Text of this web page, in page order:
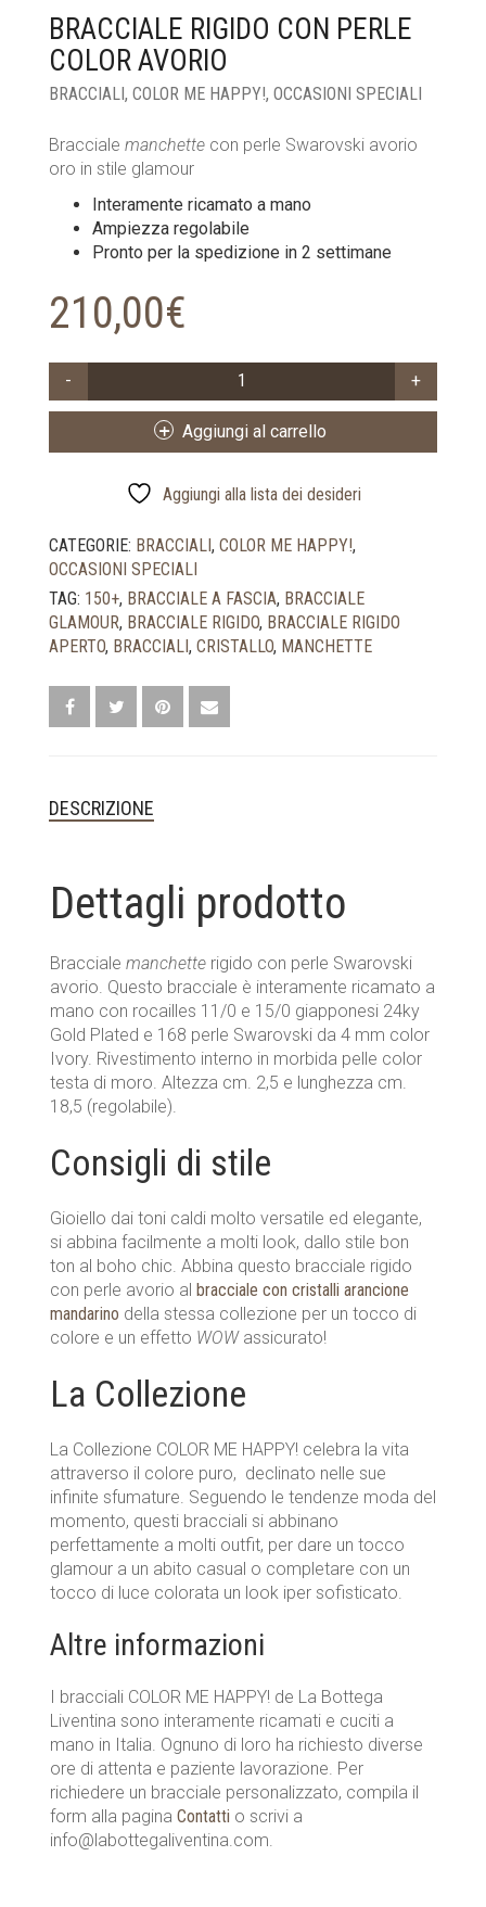
BRACCIALE RIGIDO CON PERLE
COLOR AVORIO
BRACCIALI, COLOR ME HAPPY!, OCCASIONI SPECIALI
Bracciale manchette con perle Swarovski avorio
oro in stile glamour
Interamente ricamato a mano
Ampiezza regolabile
Pronto per la spedizione in 2 settimane
210,00€
RIGIDO
Aggiungi al carrello
Aggiungi alla lista dei desideri
CATEGORIE: BRACCIALI, COLOR ME HAPPY!,
OCCASIONI SPECIALI
TAG: 150+, BRACCIALE A FASCIA, BRACCIALE
GLAMOUR, BRACCIALE RIGIDO, BRACCIALE RIGIDO
APERTO, BRACCIALI, CRISTALLO, MANCHETTE
DESCRIZIONE
Dettagli prodotto
Bracciale manchette rigido con perle Swarovski
avorio. Questo bracciale è interamente ricamato a
mano con rocailles 11/0 e 15/0 giapponesi 24ky
Gold Plated e 168 perle Swarovski da 4 mm color
Ivory. Rivestimento interno in morbida pelle color
testa di moro. Altezza cm. 2,5 e lunghezza cm.
18,5 (regolabile).
Consigli di stile
Gioiello dai toni caldi molto versatile ed elegante,
si abbina facilmente a molti look, dallo stile bon
ton al boho chic. Abbina questo bracciale rigido
con perle avorio al bracciale con cristalli arancione
mandarino della stessa collezione per un tocco di
colore e un effetto WOWassicurato!
La Collezione
La Collezione COLOR ME HAPPY! celebra la vita
attraverso il colore puro, declinato nelle sue
infinite sfumature. Seguendo le tendenze moda del
momento, questi bracciali si abbinano
perfettamente a molti outfit, per dare un tocco
glamour a un abito casual o completare con un
tocco di luce colorata un look iper sofisticato.
Altre informazioni
I bracciali COLOR ME HAPPY! de La Bottega
Liventina sono interamente ricamati e cuciti a
mano in Italia. Ognuno di loro ha richiesto diverse
ore di attenta e paziente lavorazione. Per
richiedere un bracciale personalizzato, compila il
form alla pagina Contatti o scrivi a
info@labottegaliventina.com.